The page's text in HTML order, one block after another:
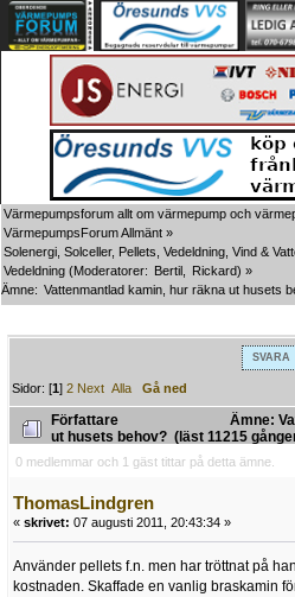
Värmepumpsforum allt om värmepump och
VärmepumpsForum Allmänt »
Solenergi, Solceller, Pellets, Vedeldning, Vind &
Vedeldning (Moderatorer: Bertil Rickard) »
Ämne: Vattenmantlad kamin, hur räkna ut husets
SVARA
Sidor: [1]2 Next Alla Gå ned
Författare
Ämne:
ut husets behov? (läst 11215
0 medlemmar och 1 gäst tittar på detta ämne.
ThomasLindgren
« skrivet: 07 augusti 2011, 20:43:34 »
Använder pellets f.n. men har tröttnat på
kostnaden. Skaffade en vanlig braskamin